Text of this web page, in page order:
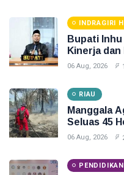
INDRAGIRI
Bupati
Kinerja
06 Aug, 2026
RIAU
Manggala
Seluas 45
06 Aug, 2026
PENDIDIKAN